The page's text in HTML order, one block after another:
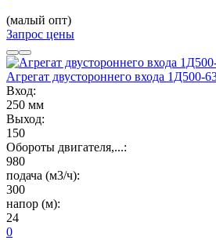
(малый опт)
Запрос цены
Агрегат двустороннего входа 1Д500-
Вход:
250 мм
Выход:
150
Обороты двигателя,...:
980
подача (м3/ч):
300
напор (м):
24
0